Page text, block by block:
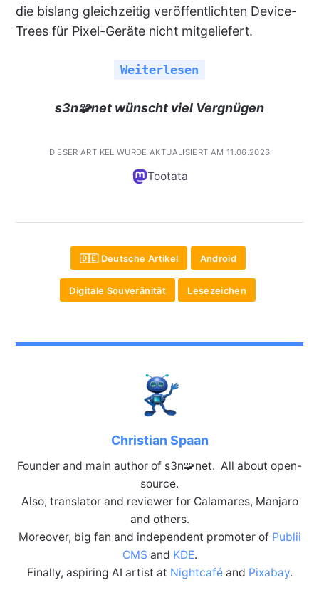
die bislang gleichzeitig veröffentlichten Device-
Trees für Pixel-Geräte nicht mitgeliefert.
Weiterlesen
s3n🧩net wünscht viel Vergnügen
DIESER ARTIKEL WURDE AKTUALISIERT AM 11.06.2026
Tootata
🇩🇪 Deutsche Artikel Android
Digitale Souveränität Lesezeichen
Christian Spaan
Founder and main author of s3n🧩net. All about open-
source.
Also, translator and reviewer for Calamares, Manjaro
and others.
Moreover, big fan and independent promoter of Publii
CMS and KDE.
Finally, aspiring AI artist at Nightcaféand Pixabay.